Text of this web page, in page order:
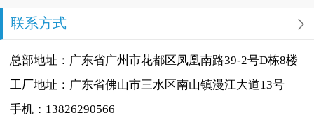
联系方式
总部地址：广东省广州市花都区凤凰南路39-2号D栋8楼
工厂地址：广东省佛山市三水区南山镇漫江大道13号
手机：13826290566